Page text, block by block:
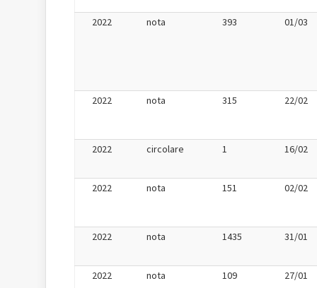
2022 nota 393 01/03
2022 nota 315 22/02
2022 circolare 1 16/02
2022 nota 151 02/02
2022 nota 1435 31/01
2022 nota 109 27/01